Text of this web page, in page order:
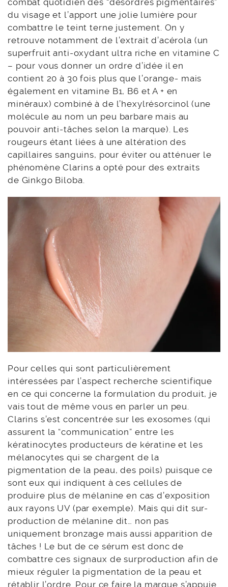
combat quotidien des “désordres pigmentaires”
du visage et l’apport une jolie lumière pour
combattre le teint terne justement. On y
retrouve notamment de l’extrait d’acérola (un
superfruit anti-oxydant ultra riche en vitamine C
– pour vous donner un ordre d’idée il en
contient 20 à 30 fois plus que l’orange- mais
également en vitamine B1, B6 et A + en
minéraux) combiné à de l’hexylrésorcinol (une
molécule au nom un peu barbare mais au
pouvoir anti-tâches selon la marque). Les
rougeurs étant liées à une altération des
capillaires sanguins, pour éviter ou atténuer le
phénomène Clarins a opté pour des extraits
de Ginkgo Biloba.
Pour celles qui sont particulièrement
intéressées par l’aspect recherche scientifique
en ce qui concerne la formulation du produit, je
vais tout de même vous en parler un peu.
Clarins s’est concentrée sur les exosomes (qui
assurent la “communication” entre les
kératinocytes producteurs de kératine et les
mélanocytes qui se chargent de la
pigmentation de la peau, des poils) puisque ce
sont eux qui indiquent à ces cellules de
produire plus de mélanine en cas d’exposition
aux rayons UV (par exemple). Mais qui dit sur-
production de mélanine dit… non pas
uniquement bronzage mais aussi apparition de
tâches ! Le but de ce sérum est donc de
combattre ces signaux de surproduction afin de
mieux réguler la pigmentation de la peau et
rétablir l’ordre. Pour ce faire la marque s’appuie